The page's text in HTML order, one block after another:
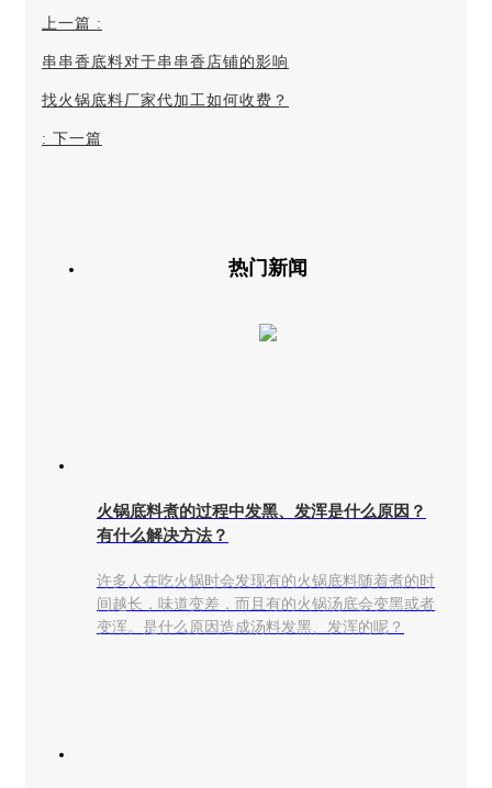
上一篇 :
串串香底料对于串串香店铺的影响
找火锅底料厂家代加工如何收费？
: 下一篇
热门新闻
火锅底料煮的过程中发黑、发浑是什么原因？
有什么解决方法？
许多人在吃火锅时会发现有的火锅底料随着煮的时
间越长，味道变差，而且有的火锅汤底会变黑或者
变浑。是什么原因造成汤料发黑、发浑的呢？